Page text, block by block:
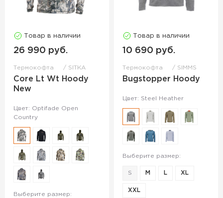
Товар в наличии
26 990 руб.
Термокофта SITKA
Core Lt Wt Hoody
New
Цвет: Optifade Open
Country
Выберите размер:
Товар в наличии
10 690 руб.
Термокофта SIMMS
Bugstopper Hoody
Цвет: Steel Heather
Выберите размер:
S M L XL
XXL